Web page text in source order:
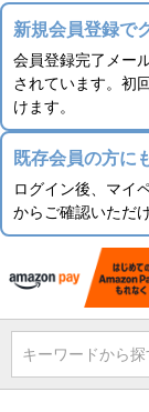
新規会員登録で
会員登録完了メー
されています。初
けます。
既存会員の方に
ログイン後、マイ
からご確認いただ
キーワードから探